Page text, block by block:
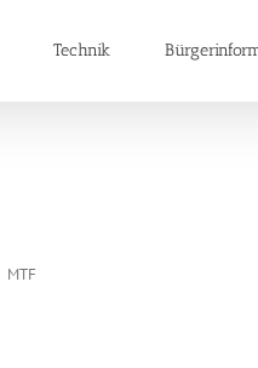
Technik
MTF